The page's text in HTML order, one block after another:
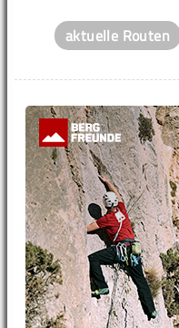
aktuelle Routen